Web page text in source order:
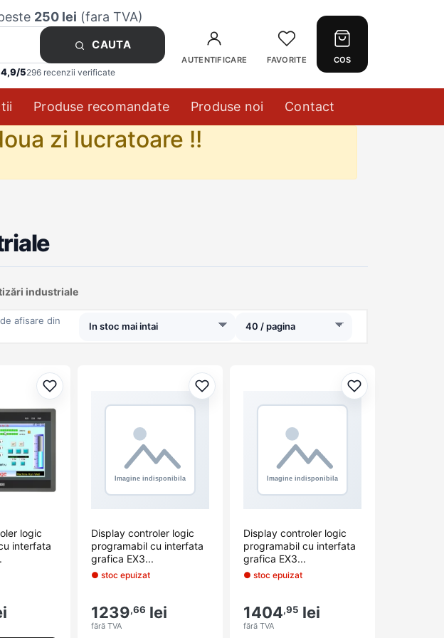
250 lei (fara TVA)
CAUTA
4,9/5296 recenzii verificate
AUTENTIFICARE FAVORITE COS
Produse recomandate Produse noi Contact
zi lucratoare !!
industriale
afisare din
Adaugă la favorite
logic
interfata
Adaugă la favorite
Display controler logic
programabil cu interfata
grafica EX3...
● stoc epuizat
1239,66 lei
fără TVA
Adaugă la
Display controler logic
programabil cu interfata
grafica EX3...
● stoc epuizat
1404,95 lei
fără TVA